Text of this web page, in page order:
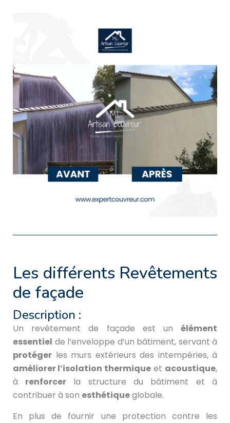
Les différents Revêtements
de façade
Description :
Un revêtement de façade est un élément
essentiel de l’enveloppe d’un bâtiment, servant à
protéger les murs extérieurs des intempéries, à
améliorer l’isolation thermique et acoustique,
à renforcer la structure du bâtiment et à
contribuer à son esthétiqueglobale.
En plus de fournir une protection contre les